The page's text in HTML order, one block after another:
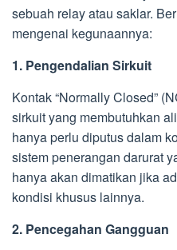
sebuah relay atau saklar.
mengenai kegunaannya:
1. Pengendalian Sirkuit
Kontak “Normally Closed”
sirkuit yang membutuhkan
hanya perlu diputus dalam
sistem penerangan darurat
hanya akan dimatikan jika
kondisi khusus lainnya.
2. Pencegahan Gangguan